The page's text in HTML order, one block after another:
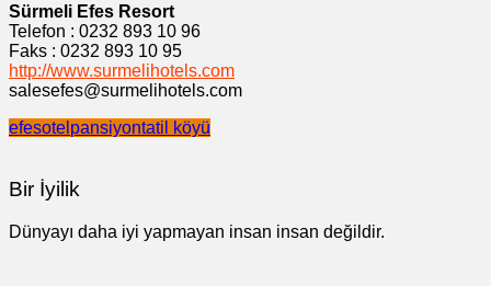
Sürmeli Efes Resort
Telefon : 0232 893 10 96
Faks : 0232 893 10 95
http://www.surmelihotels.com
salesefes@surmelihotels.com
efesotel pansiyontatil köyü
Bir İyilik
Dünyayı daha iyi yapmayan insan insan değildir.